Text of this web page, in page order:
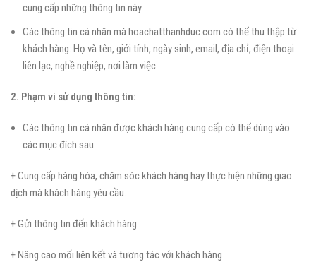
cung cấp những thông tin này.
Các thông tin cá nhân mà hoachatthanhduc.com có thể thu thập từ
khách hàng: Họ và tên, giới tính, ngày sinh, email, địa chỉ, điện thoại
liên lạc, nghề nghiệp, nơi làm việc.
2. Phạm vi sử dụng thông tin:
Các thông tin cá nhân được khách hàng cung cấp có thể dùng vào
các mục đích sau:
+ Cung cấp hàng hóa, chăm sóc khách hàng hay thực hiện những giao
dịch mà khách hàng yêu cầu.
+ Gửi thông tin đến khách hàng.
+ Nâng cao mối liên kết và tương tác với khách hàng